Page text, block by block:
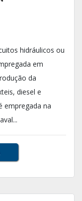
hidráulicos ou
em
da
diesel e
empregada na